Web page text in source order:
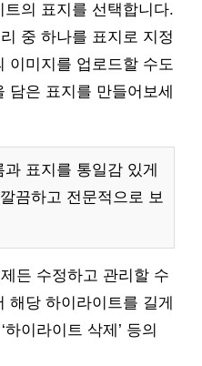
의 표지를 선택합니다.
중 하나를 표지로 지정
이미지를 업로드할 수도
담은 표지를 만들어보세
표지를 통일감 있게
끔하고 전문적으로 보
든 수정하고 관리할 수
해당 하이라이트를 길게
하이라이트 삭제’ 등의